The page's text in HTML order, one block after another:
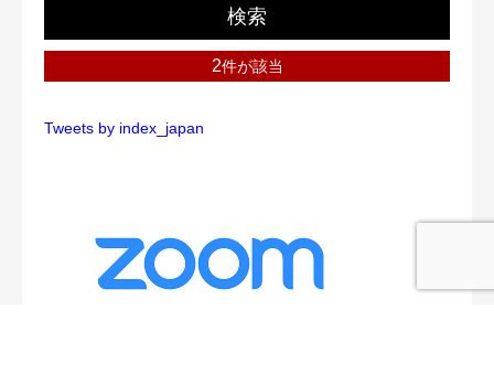
検索
2件が該当
Tweets by index_japan